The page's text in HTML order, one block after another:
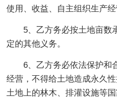
使用、收益、自主组织生产经
5、乙方务必按土地亩数
定的其他义务。
6、乙方务必依法保护和
经营，不得给土地造成永久
土地上的林木、排灌设施等国